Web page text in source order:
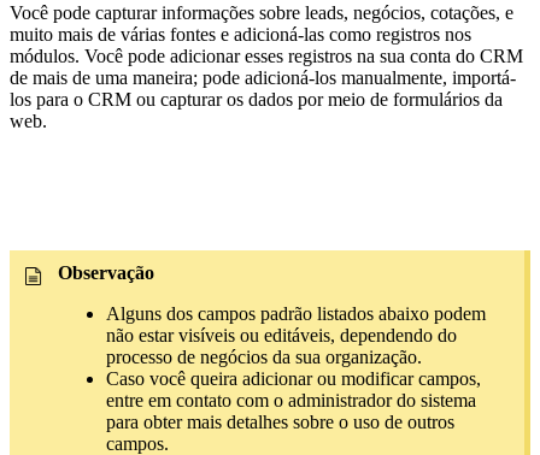
Você pode capturar informações sobre leads, negócios, cotações, e
muito mais de várias fontes e adicioná-las como registros nos
módulos. Você pode adicionar esses registros na sua conta do CRM
de mais de uma maneira; pode adicioná-los manualmente, importá-
los para o CRM ou capturar os dados por meio de formulários da
web.
Observação
Alguns dos campos padrão listados abaixo podem
não estar visíveis ou editáveis, dependendo do
processo de negócios da sua organização.
Caso você queira adicionar ou modificar campos,
entre em contato com o administrador do sistema
para obter mais detalhes sobre o uso de outros
campos.